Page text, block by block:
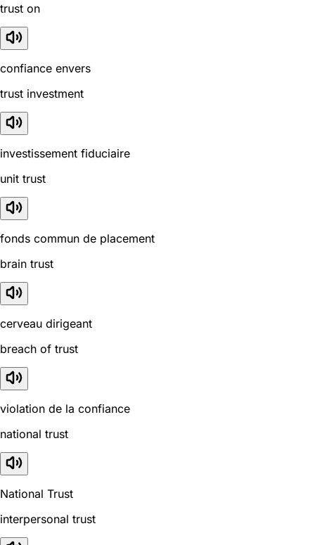
trust on
confiance envers
trust investment
investissement fiduciaire
unit trust
fonds commun de placement
brain trust
cerveau dirigeant
breach of trust
violation de la confiance
national trust
National Trust
interpersonal trust